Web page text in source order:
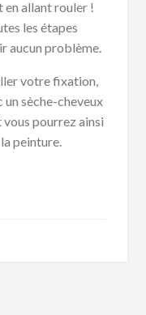
allant rouler !
les étapes
aucun problème.
votre fixation,
un sèche-cheveux
pourrez ainsi
peinture.